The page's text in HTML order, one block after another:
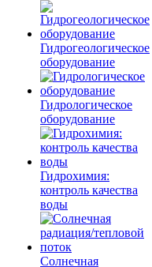
Гидрогеологическое
оборудование
Гидрологическое
оборудование
Гидрохимия:
контроль качества
воды
Солнечная